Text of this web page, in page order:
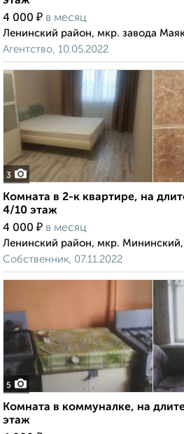
4 000 ₽ в месяц
Ленинский район, мкр. завода
Агентство, 10.05.2022
3
Комната в 2-к квартире, на
4/10 этаж
4 000 ₽ в месяц
Ленинский район, мкр. Мининский,
Собственник, 07.11.2022
5
Комната в коммуналке, на
этаж